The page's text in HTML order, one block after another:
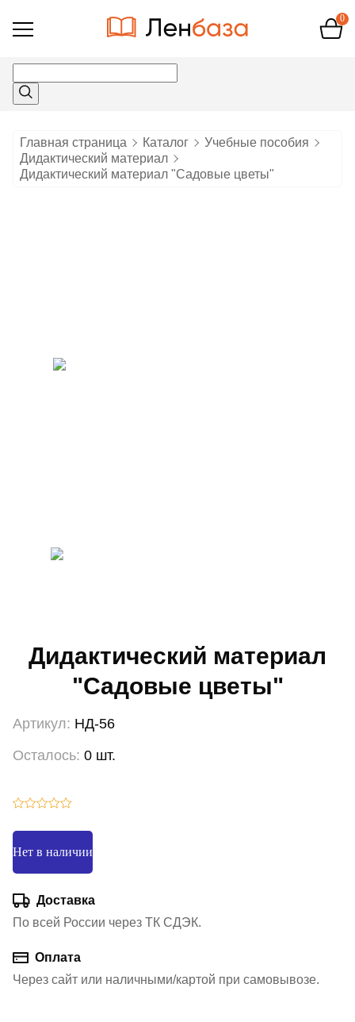
Открыть
0
Главная страница Каталог
Учебные пособия
Дидактический материал
Дидактический материал "Садовые цветы"
Дидактический материал
"Садовые цветы"
Артикул: НД-56
Осталось: 0 шт.
Нет в наличии
Доставка
По всей России через ТК СДЭК.
Оплата
Через сайт или наличными/картой при самовывозе.